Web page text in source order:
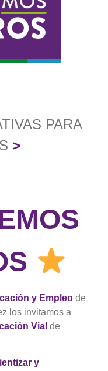
PARA
>
y Empleo de
los invitamos a
Vial de
y